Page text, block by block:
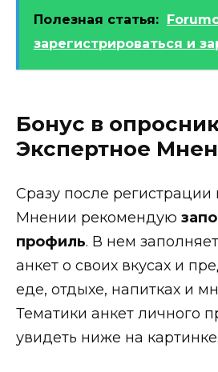
Полезная статья:
зарегистрироваться и
Бонус в
Экспертное
Сразу после регистрации
Мнении рекомендую
профиль. В нем
анкет о своих вкусах и
еде, отдыхе, напитках и
Тематики анкет личного
увидеть ниже на картинке.